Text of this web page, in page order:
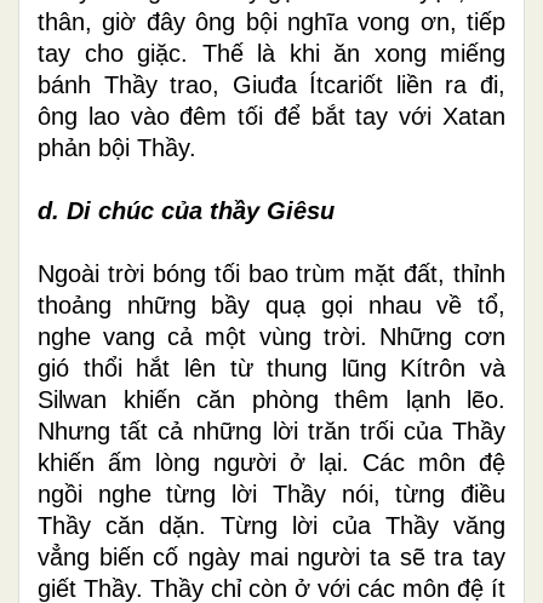
thân, giờ đây ông bội nghĩa vong ơn, tiếp
tay cho giặc. Thế là khi ăn xong miếng
bánh Thầy trao, Giuđa Ítcariốt liền ra đi,
ông lao vào đêm tối để bắt tay với Xatan
phản bội Thầy.
d. Di chúc của thầy Giêsu
Ngoài trời bóng tối bao trùm mặt đất, thỉnh
thoảng những bầy quạ gọi nhau về tổ,
nghe vang cả một vùng trời. Những cơn
gió thổi hắt lên từ thung lũng Kítrôn và
Silwan khiến căn phòng thêm lạnh lẽo.
Nhưng tất cả những lời trăn trối của Thầy
khiến ấm lòng người ở lại. Các môn đệ
ngồi nghe từng lời Thầy nói, từng điều
Thầy căn dặn. Từng lời của Thầy văng
vẳng biến cố ngày mai người ta sẽ tra tay
giết Thầy. Thầy chỉ còn ở với các môn đệ ít